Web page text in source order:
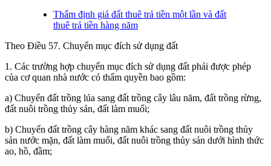
Thẩm định giá đất thuê trả tiền một lần và đất
thuê trả tiền hàng năm
Theo Điều 57. Chuyển mục đích sử dụng đất
1. Các trường hợp chuyển mục đích sử dụng đất phải được phép
của cơ quan nhà nước có thẩm quyền bao gồm:
a) Chuyển đất trồng lúa sang đất trồng cây lâu năm, đất trồng rừng,
đất nuôi trồng thủy sản, đất làm muối;
b) Chuyển đất trồng cây hàng năm khác sang đất nuôi trồng thủy
sản nước mặn, đất làm muối, đất nuôi trồng thủy sản dưới hình thức
ao, hồ, đầm;